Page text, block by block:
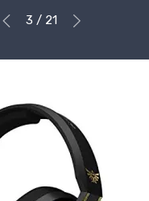
3 / 21